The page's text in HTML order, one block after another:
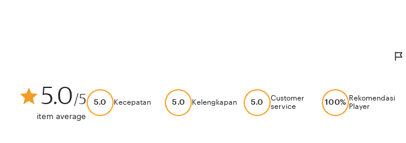
5.0/5
item average
5.0 Kecepatan 5.0 Kelengkapan 5.0
Customer
service
100% Rekomendasi
Player